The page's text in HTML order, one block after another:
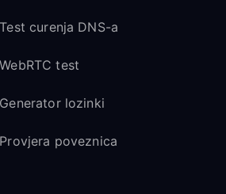
Test curenja DNS-a
WebRTC test
Generator lozinki
Provjera poveznica